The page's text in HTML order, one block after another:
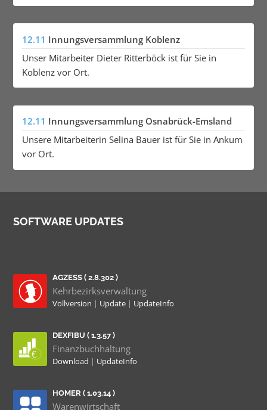
12.11 Innungsversammlung Koblenz
Unser Mitarbeiter Dieter Ritterböck ist für Sie in
Koblenz vor Ort.
12.11 Innungsversammlung Osnabrück-Emsland
Unsere Mitarbeiterin Selina Bauer ist für Sie in Ankum
vor Ort.
SOFTWARE UPDATES
AGZESS ( 2.8.302 )
Kehrbezirksverwaltung
Vollversion | Update | UpdateInfo
DEXFIBU ( 1.3.57 )
Finanzbuchhaltung
Download | UpdateInfo
HOMER ( 1.03.14 )
Warenwirtschaft